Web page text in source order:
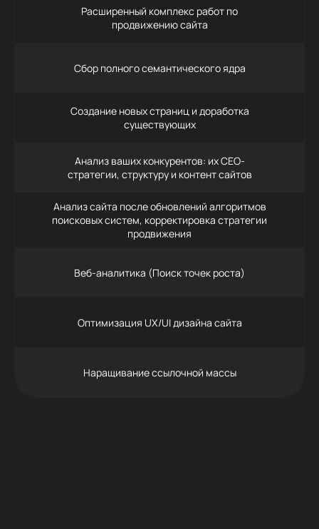
Расширенный комплекс работ по
продвижению сайта
Сбор полного семантического ядра
Создание новых страниц и доработка
существующих
Анализ ваших конкурентов: их СЕО-
стратегии, структуру и контент сайтов
Анализ сайта после обновлений алгоритмов
поисковых систем, корректировка стратегии
продвижения
Веб-аналитика (Поиск точек роста)
Оптимизация UX/UI дизайна сайта
Наращивание ссылочной массы